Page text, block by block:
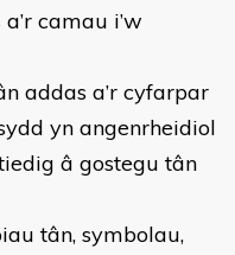
camau i’w
addas a’r cyfarpar
yn angenrheidiol
â gostegu tân
tân, symbolau,